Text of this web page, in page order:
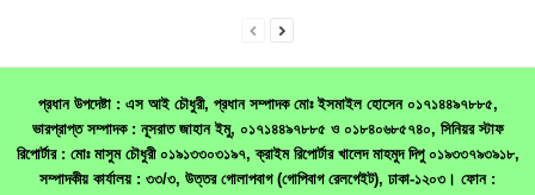
প্রধান উপদেষ্টা : এস আই চৌধুরী, প্রধান সম্পাদক মোঃ ইসমাইল হোসেন ০১৭১৪৪৯৭৮৮৫,
ভারপ্রাপ্ত সম্পাদক : নূসরাত জাহান ইমু, ০১৭১৪৪৯৭৮৮৫ ও ০১৮৪০৬৮৫৭৪০, সিনিয়র স্টাফ
রিপোর্টার : মোঃ মাসুম চৌধুরী ০১৯১৩৩০৩১৯৭, ক্রাইম রিপোর্টার খালেদ মাহমুদ দিপু ০১৯৩৩৭৯৩৯১৮,
সম্পাদকীয় কার্যালয় : ৩৩/৩, উত্তর গোলাপবাগ (গোপিবাগ রেলগেইট), ঢাকা-১২০৩। ফোন :